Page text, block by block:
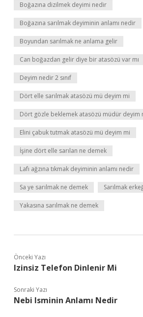
Boğazına dizilmek deyimi nedir
Boğazına sarılmak deyiminin anlamı nedir
Boyundan sarılmak ne anlama gelir
Can boğazdan gelir diye bir atasözü var mı
Deyim nedir 2 sınıf
Dört elle sarılmak atasözü mü deyim mi
Dört gözle beklemek atasözü müdür deyim
Elini çabuk tutmak atasözü mü deyim mi
İşine dört elle sarılan ne demek
Lafı ağzına tıkmak deyiminin anlamı nedir
Sa ye sarılmak ne demek Sarılmak
Yakasına sarılmak ne demek
Önceki Yazı
Izinsiz Telefon Dinlenir Mi
Sonraki Yazı
Nebi Isminin Anlamı Nedir